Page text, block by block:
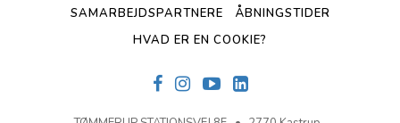
SAMARBEJDSPARTNERE
ÅBNINGSTIDER
HVAD ER EN COOKIE?